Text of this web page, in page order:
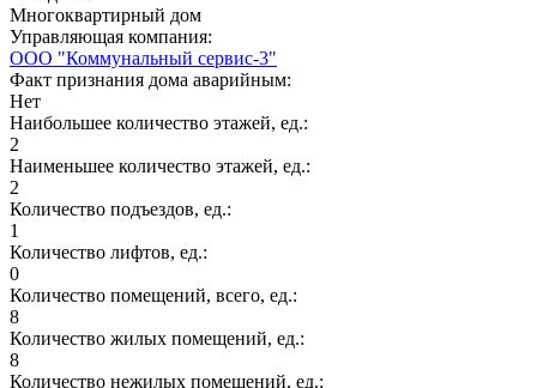
Многоквартирный дом
Управляющая компания:
ООО "Коммунальный сервис-3"
Факт признания дома аварийным:
Нет
Наибольшее количество этажей, ед.:
2
Наименьшее количество этажей, ед.:
2
Количество подъездов, ед.:
1
Количество лифтов, ед.:
0
Количество помещений, всего, ед.:
8
Количество жилых помещений, ед.:
8
Количество нежилых помещений, ед.: